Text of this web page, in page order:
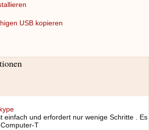
einfach und erfordert nur wenige Schritte . Es
T
USB kopieren